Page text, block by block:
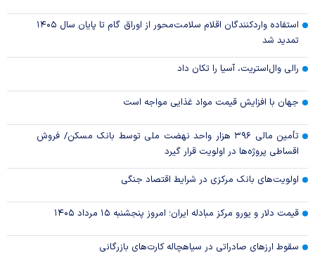
استفاده واردکنندگان اقلام سلامت‌محور از اوراق گام تا پایان سال ۱۴۰۵
تمدید شد
رالی وال‌استریت، آسیا را تکان داد
جهان با افزایش قیمت مواد غذایی مواجه است
تأمین مالی ۳۹۶ هزار واحد نهضت ملی توسط بانک مسکن/ فروش
اقساطی پروژه‌ها در اولویت قرار گیرد
اولویت‌های بانک مرکزی در شرایط اقتصاد جنگی
قیمت دلار و یورو مرکز مبادله ایران؛ امروز پنجشنبه ۱۵ مرداد ۱۴۰۵
سقوط ارزهای صادراتی در سیاهچاله کارت‌های بازرگانی